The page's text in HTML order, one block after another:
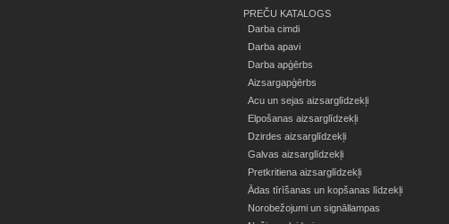
PREČU KATALOGS
Darba cimdi
Darba apavi
Darba apģērbs
Aizsargapģērbs
Acu un sejas aizsarglīdzekļi
Elpošanas aizsarglīdzekļi
Dzirdes aizsarglīdzekļi
Galvas aizsarglīdzekļi
Pretkritiena aizsarglīdzekļi
Ādas tīrīšanas un kopšanas līdzekļi
Norobežojumi un signāllampas